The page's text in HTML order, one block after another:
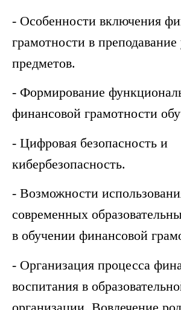
- Особенности включения
грамотности в
предметов.
- Формирование
финансовой грамотности
- Цифровая безопасность и
кибербезопасность.
- Возможности
современных
в обучении финансовой
- Организация процесса
воспитания в